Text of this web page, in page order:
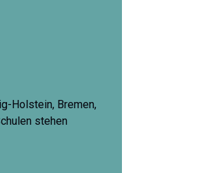
Holstein, Bremen,
stehen